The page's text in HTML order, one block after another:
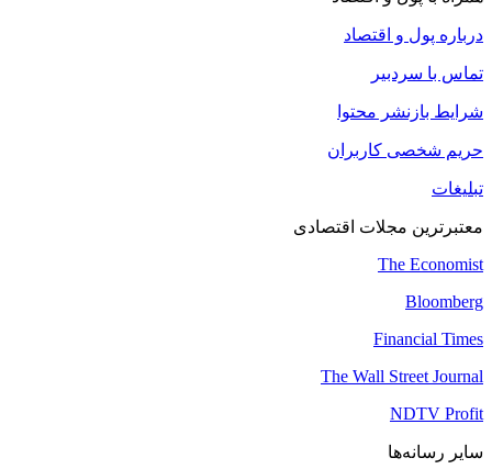
درباره پول و اقتصاد
تماس با سردبیر
شرایط بازنشر محتوا
حریم شخصی کاربران
تبلیغات
معتبرترین مجلات اقتصادی
The Economist
Bloomberg
Financial Times
The Wall Street Journal
NDTV Profit
سایر رسانه‌ها